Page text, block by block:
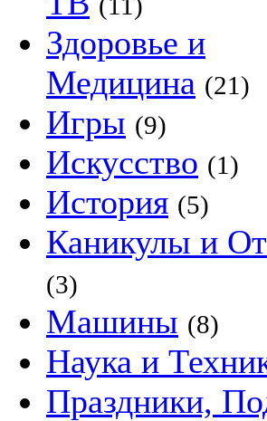
Здоровье и
Медицина (21)
Игры (9)
Искусство (1)
История (5)
Каникулы и
(3)
Машины (8)
Наука и
Праздники,